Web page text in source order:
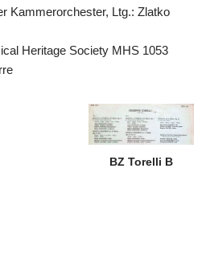
Kammerorchester, Ltg.: Zlatko
Heritage Society MHS 1053
BZ Torelli B